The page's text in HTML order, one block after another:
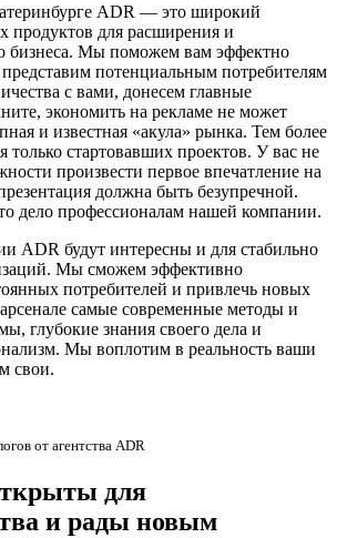
ADR — это широкий
продуктов для расширения и
бизнеса. Мы поможем вам эффектно
представим потенциальным потребителям
с вами, донесем главные
экономить на рекламе не может
и известная «акула» рынка. Тем более
только стартовавших проектов. У вас не
произвести первое впечатление на
должна быть безупречной.
дело профессионалам нашей компании.
ADR будут интересны и для стабильно
Мы сможем эффективно
потребителей и привлечь новых
самые современные методы и
глубокие знания своего дела и
Мы воплотим в реальность ваши
свои.
от агентства ADR
для
и рады новым